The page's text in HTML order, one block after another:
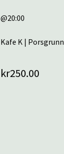
@20:00
Kafe K | Porsgrunn
kr250.00